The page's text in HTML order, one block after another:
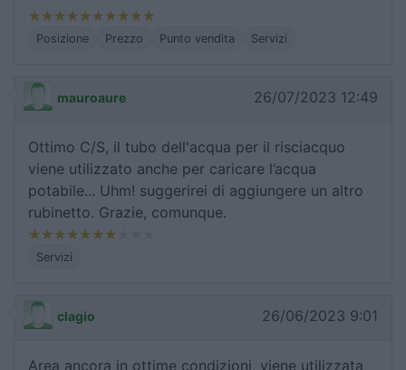
Posizione Prezzo Punto vendita Servizi
mauroaure 26/07/2023 12:49
Ottimo C/S, il tubo dell'acqua per il risciacquo
viene utilizzato anche per caricare l’acqua
potabile... Uhm! suggerirei di aggiungere un altro
rubinetto. Grazie, comunque.
Servizi
clagio 26/06/2023 9:01
Area ancora in ottime condizioni, viene utilizzata